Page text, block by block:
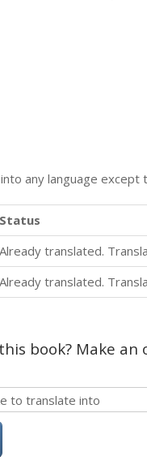
any language except
Status
Already translated.
Already translated.
book? Make